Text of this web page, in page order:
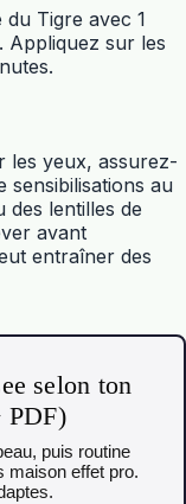
Tigre avec 1
Appliquez sur les
les yeux, assurez-
sensibilisations au
des lentilles de
avant
entraîner des
selon ton
PDF)
puis routine
maison effet pro.